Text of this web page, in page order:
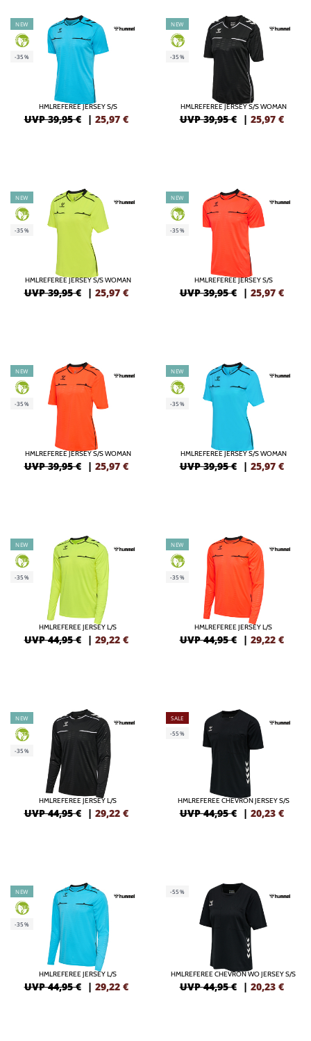
NEW
GREEN
-35%
HMLREFEREE JERSEY S/S
UVP 39,95 € | 25,97 €
NEW
GREEN
-35%
HMLREFEREE JERSEY S/S WOMAN
UVP 39,95 € | 25,97 €
NEW
GREEN
-35%
HMLREFEREE JERSEY S/S WOMAN
UVP 39,95 € | 25,97 €
NEW
GREEN
-35%
HMLREFEREE JERSEY S/S
UVP 39,95 € | 25,97 €
NEW
GREEN
-35%
HMLREFEREE JERSEY S/S WOMAN
UVP 39,95 € | 25,97 €
NEW
GREEN
-35%
HMLREFEREE JERSEY S/S WOMAN
UVP 39,95 € | 25,97 €
NEW
GREEN
-35%
HMLREFEREE JERSEY L/S
UVP 44,95 € | 29,22 €
NEW
GREEN
-35%
HMLREFEREE JERSEY L/S
UVP 44,95 € | 29,22 €
NEW
GREEN
-35%
HMLREFEREE JERSEY L/S
UVP 44,95 € | 29,22 €
SALE
-55%
HMLREFEREE CHEVRON JERSEY S/S
UVP 44,95 € | 20,23 €
NEW
GREEN
-35%
HMLREFEREE JERSEY L/S
UVP 44,95 € | 29,22 €
-55%
HMLREFEREE CHEVRON WO JERSEY S/S
UVP 44,95 € | 20,23 €